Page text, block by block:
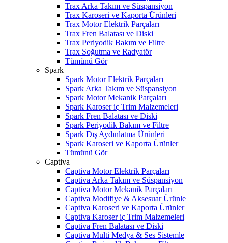
Trax Arka Takım ve Süspansiyon
Trax Karoseri ve Kaporta Ürünleri
Trax Motor Elektrik Parçaları
Trax Fren Balatası ve Diski
Trax Periyodik Bakım ve Filtre
Trax Soğutma ve Radyatör
Tümünü Gör
Spark
Spark Motor Elektrik Parçaları
Spark Arka Takım ve Süspansiyon
Spark Motor Mekanik Parçaları
Spark Karoser iç Trim Malzemeleri
Spark Fren Balatası ve Diski
Spark Periyodik Bakım ve Filtre
Spark Dış Aydınlatma Ürünleri
Spark Karoseri ve Kaporta Ürünler
Tümünü Gör
Captiva
Captiva Motor Elektrik Parçaları
Captiva Arka Takım ve Süspansiyon
Captiva Motor Mekanik Parçaları
Captiva Modifiye & Aksesuar Ürünle
Captiva Karoseri ve Kaporta Ürünler
Captiva Karoser iç Trim Malzemeleri
Captiva Fren Balatası ve Diski
Captiva Multi Medya & Ses Sistemle